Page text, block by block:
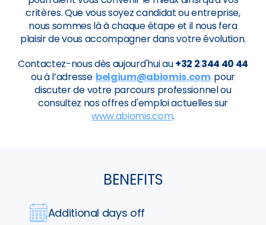
critères. Que vous soyez candidat ou entreprise,
nous sommes là à chaque étape et il nous fera
plaisir de vous accompagner dans votre évolution.
Contactez-nous dès aujourd'hui au+32 2 344 40 44
ou à l’adresse belgium@abiomis.com pour
discuter de votre parcours professionnel ou
consultez nos offres d'emploi actuelles sur
www.abiomis.com.
BENEFITS
Additional days off